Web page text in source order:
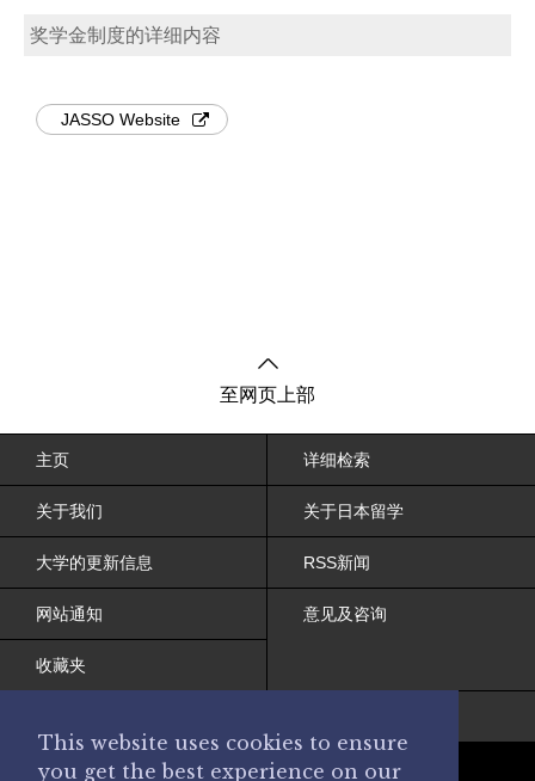
This website uses cookies to ensure
you get the best experience on our
奖学金制度的详细内容
JASSO Website
至网页上部
主页 详细检索
关于我们 关于日本留学
大学的更新信息 RSS新闻
网站通知 意见及咨询
收藏夹